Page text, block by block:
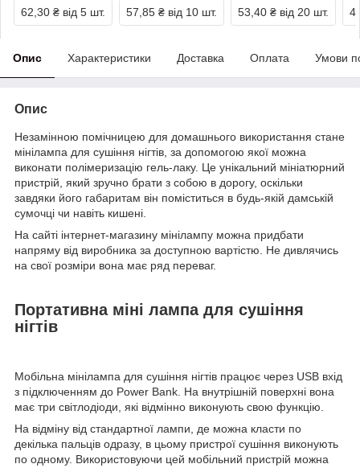
62,30 ₴ від 5 шт. 57,85 ₴ від 10 шт. 53,40 ₴ від 20 шт.
Опис Характеристики Доставка Оплата Умови
Опис
Незамінною помічницею для домашнього використання стане
мінілампа для сушіння нігтів, за допомогою якої можна
виконати полімеризацію гель-лаку. Це унікальний мініатюрний
пристрій, який зручно брати з собою в дорогу, оскільки
завдяки його габаритам він поміститься в будь-якій дамській
сумочці чи навіть кишені.
На сайті інтернет-магазину мінілампу можна придбати
напряму від виробника за доступною вартістю. Не дивлячись
на свої розміри вона має ряд переваг.
Портативна міні лампа для сушіння
нігтів
Мобільна мінілампа для сушіння нігтів працює через USB вхід
з підключенням до Power Bank. На внутрішній поверхні вона
має три світлодіоди, які відмінно виконують свою функцію.
На відміну від стандартної лампи, де можна класти по
декілька пальців одразу, в цьому пристрої сушіння виконують
по одному. Використовуючи цей мобільний пристрій можна